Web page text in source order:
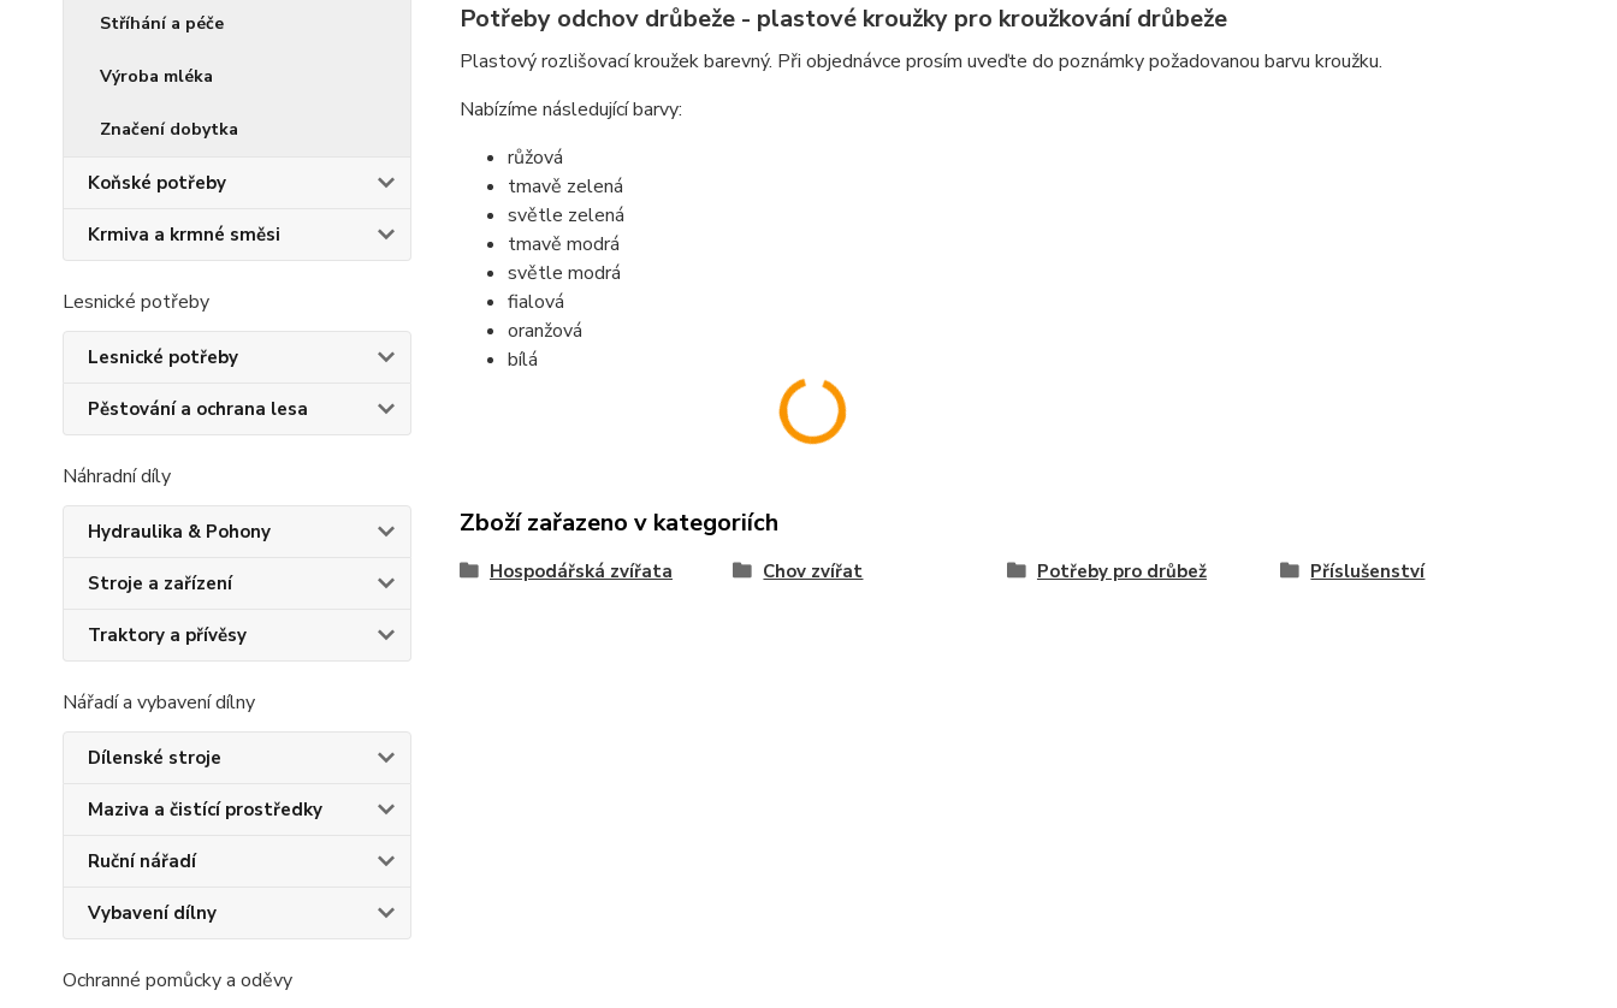
Stříhání a péče
Výroba mléka
Značení dobytka
Koňské potřeby
Krmiva a krmné směsi
Lesnické potřeby
Lesnické potřeby
Pěstování a ochrana lesa
Náhradní díly
Hydraulika & Pohony
Stroje a zařízení
Traktory a přívěsy
Nářadí a vybavení dílny
Dílenské stroje
Maziva a čistící prostředky
Ruční nářadí
Vybavení dílny
Ochranné pomůcky a oděvy
Potřeby odchov drůbeže - plastové kroužky pro kroužkování drůbeže
Plastový rozlišovací kroužek barevný. Při objednávce prosím uveďte do poznámky požadovanou barvu kroužku.
Nabízíme následující barvy:
růžová
tmavě zelená
světle zelená
tmavě modrá
světle modrá
fialová
oranžová
bílá
Zboží zařazeno v kategoriích
Hospodářská zvířata Chov zvířat Potřeby pro drůbež Příslušenství